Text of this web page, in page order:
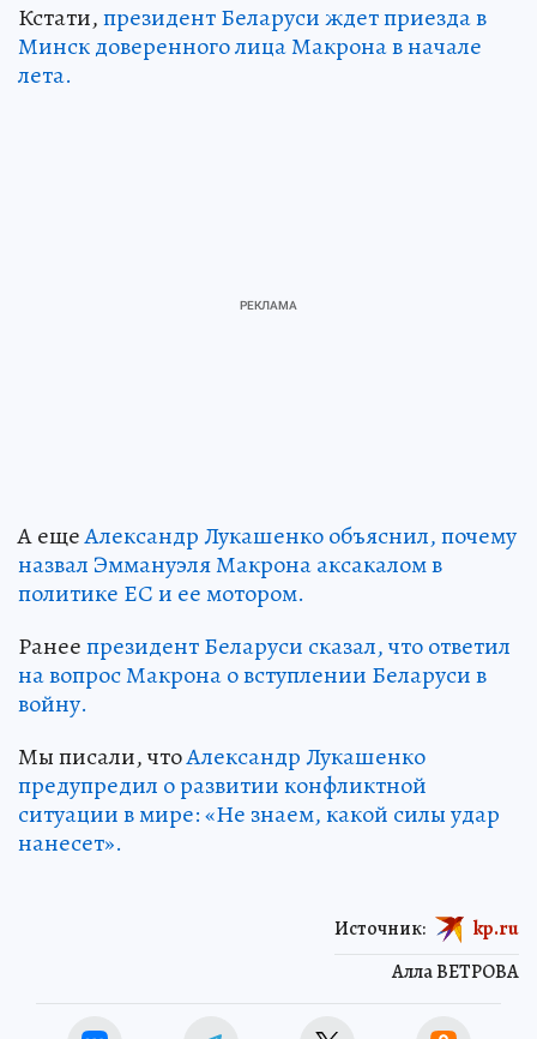
Кстати,президент Беларуси ждет приезда в
Минск доверенного лица Макрона в начале
лета.
А ещеАлександр Лукашенко объяснил, почему
назвал Эммануэля Макрона аксакалом в
политике ЕС и ее мотором.
Ранеепрезидент Беларуси сказал, что ответил
на вопрос Макрона о вступлении Беларуси в
войну.
Мы писали, чтоАлександр Лукашенко
предупредил о развитии конфликтной
ситуации в мире: «Не знаем, какой силы удар
нанесет».
Алла ВЕТРОВА
Источник: kp.ru